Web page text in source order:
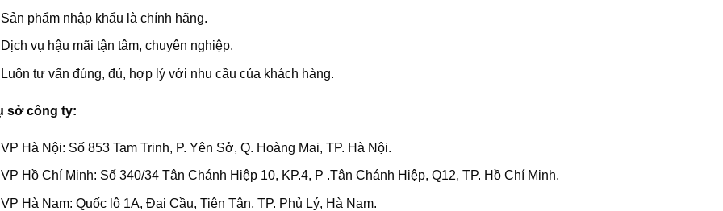
Sản phẩm nhập khẩu là chính hãng.
Dịch vụ hậu mãi tận tâm, chuyên nghiệp.
Luôn tư vấn đúng, đủ, hợp lý với nhu cầu của khách hàng.
sở công ty:
VP Hà Nội: Số 853 Tam Trinh, P. Yên Sở, Q. Hoàng Mai, TP. Hà Nội.
VP Hồ Chí Minh: Số 340/34 Tân Chánh Hiệp 10, KP.4, P .Tân Chánh Hiệp, Q12, TP. Hồ Chí Minh.
VP Hà Nam: Quốc lộ 1A, Đại Cầu, Tiên Tân, TP. Phủ Lý, Hà Nam.